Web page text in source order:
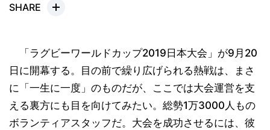
SHARE
「ラグビーワールドカップ2019日本大会」が9月20
日に開幕する。目の前で繰り広げられる熱戦は、まさ
に「一生に一度」のものだが、ここでは大会運営を支
える裏方にも目を向けてみたい。総勢1万3000人もの
ボランティアスタッフだ。大会を成功させるには、彼